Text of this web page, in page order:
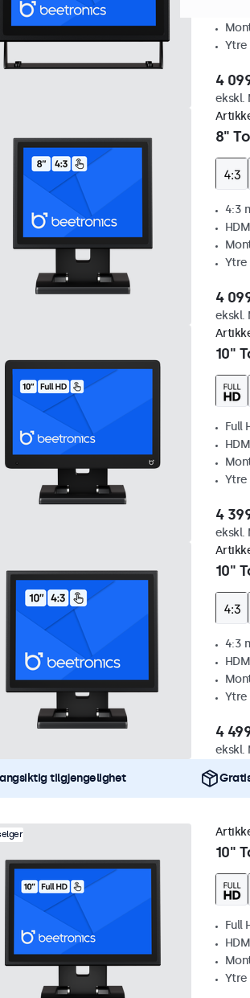
Ytre
4
ekskl.
8"
4:3
Ytre
4
ekskl.
10"
Full
Ytre
4
ekskl.
10"
4:3
Ytre
4
ekskl.
tilgjengelighet
10"
Full
Ytre